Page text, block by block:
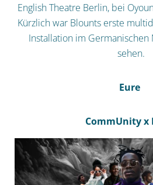
English Theatre Berlin, bei
Kürzlich war Blounts erste
Installation im Germanischen
sehen.
Eure
CommUnity x